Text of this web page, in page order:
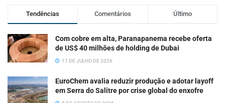
Tendências Comentários Último
Com cobre em alta, Paranapanema recebe oferta
de US$ 40 milhões de holding de Dubai
17 DE JULHO DE 2026
EuroChem avalia reduzir produção e adotar layoff
em Serra do Salitre por crise global do enxofre